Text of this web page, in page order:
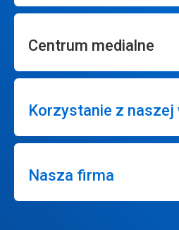
Centrum medialne
Korzystanie z naszej
Nasza firma